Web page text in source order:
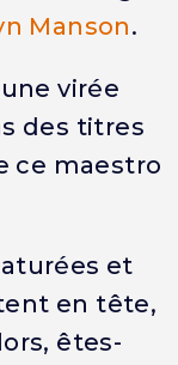
Manson.
virée
des titres
ce maestro
et
en tête,
êtes-